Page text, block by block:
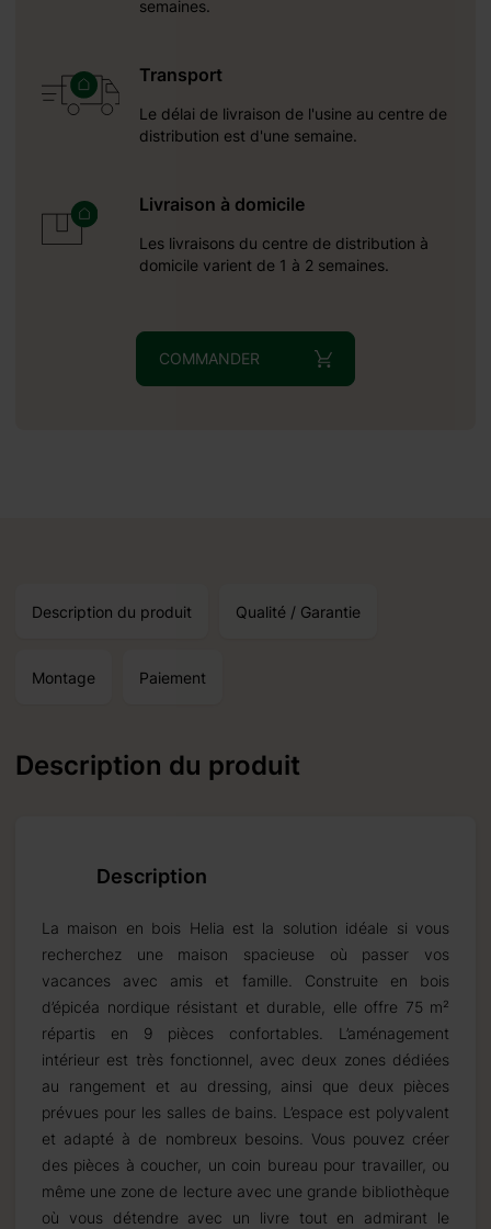
semaines.
Transport
Le délai de livraison de l'usine au centre de
distribution est d'une semaine.
Livraison à domicile
Les livraisons du centre de distribution à
domicile varient de 1 à 2 semaines.
COMMANDER
Description du produit Qualité / Garantie
Montage Paiement
Description du produit
Description
La maison en bois Helia est la solution idéale si vous
recherchez une maison spacieuse où passer vos
vacances avec amis et famille. Construite en bois
d’épicéa nordique résistant et durable, elle offre 75 m²
répartis en 9 pièces confortables. L’aménagement
intérieur est très fonctionnel, avec deux zones dédiées
au rangement et au dressing, ainsi que deux pièces
prévues pour les salles de bains. L’espace est polyvalent
et adapté à de nombreux besoins. Vous pouvez créer
des pièces à coucher, un coin bureau pour travailler, ou
même une zone de lecture avec une grande bibliothèque
où vous détendre avec un livre tout en admirant le